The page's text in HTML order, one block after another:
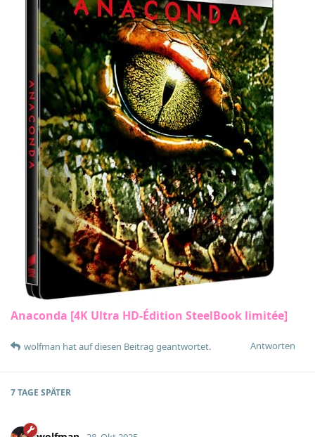
Anaconda [4K Ultra HD-Édition SteelBook limitée]
Antworten
wolfman hatauf diesen Beitrag geantwortet.
7 TAGE SPÄTER